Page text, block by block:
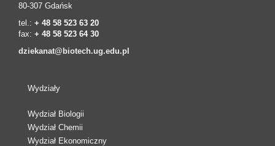
80-307 Gdańsk
tel.: + 48 58 523 63 20
fax: + 48 58 523 64 30
dziekanat@biotech.ug.edu.pl
Wydziały
Wydział Biologii
Wydział Chemii
Wydział Ekonomiczny